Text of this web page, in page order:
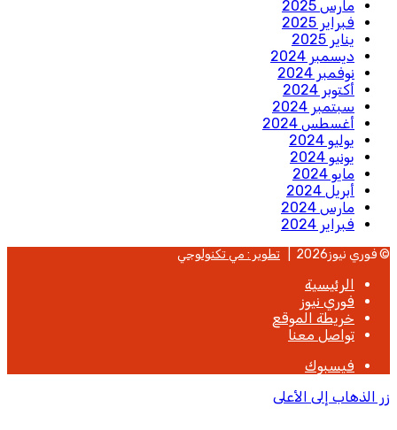
مارس 2025
فبراير 2025
يناير 2025
ديسمبر 2024
نوفمبر 2024
أكتوبر 2024
سبتمبر 2024
أغسطس 2024
يوليو 2024
يونيو 2024
مايو 2024
أبريل 2024
مارس 2024
فبراير 2024
© فوري نيوز2026 | تطوير : مي تكنولوجي
الرئيسية
فوري نيوز
خريطة الموقع
تواصل معنا
فيسبوك
زر الذهاب إلى الأعلى